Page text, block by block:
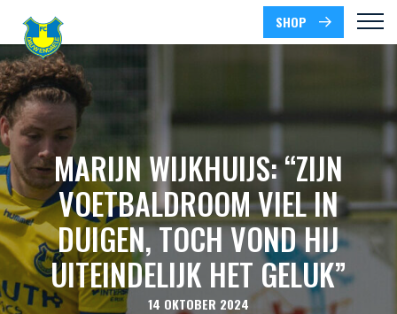
SHOP
MARIJN WIJKHUIJS: “ZIJN
VOETBALDROOM VIEL IN
DUIGEN, TOCH VOND HIJ
UITEINDELIJK HET GELUK”
14 OKTOBER 2024